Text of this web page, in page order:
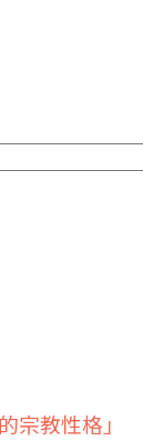
宗教性格」